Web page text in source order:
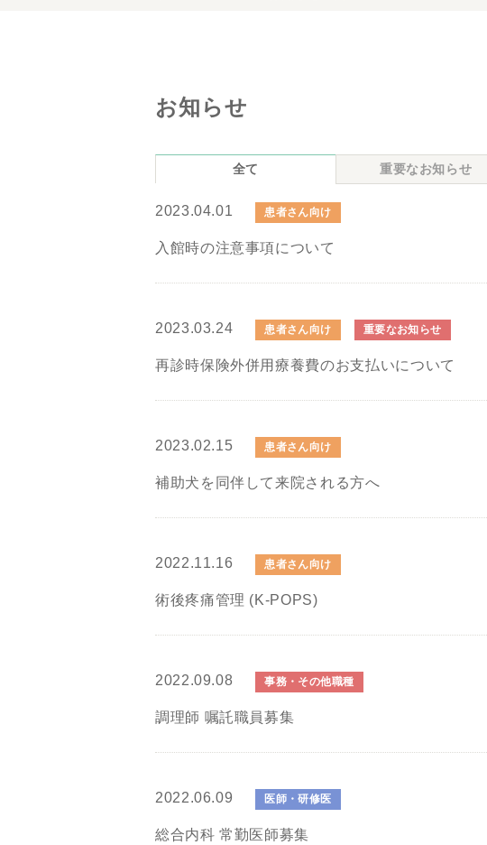
お知らせ
全て 重要なお知らせ
2023.04.01 患者さん向け
入館時の注意事項について
2023.03.24 患者さん向け 重要なお知らせ
再診時保険外併用療養費のお支払いについて
2023.02.15 患者さん向け
補助犬を同伴して来院される方へ
2022.11.16 患者さん向け
術後疼痛管理 (K-POPS)
2022.09.08 事務・その他職種
調理師 嘱託職員募集
2022.06.09 医師・研修医
総合内科 常勤医師募集